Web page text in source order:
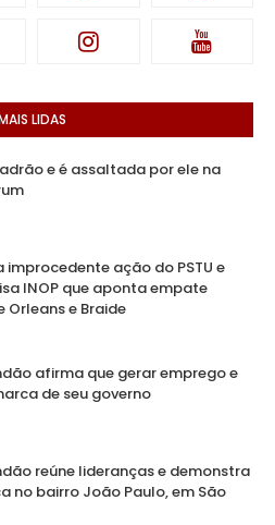
LIDAS
e é assaltada por ele na
improcedente ação do PSTU e
INOP que aponta empate
Orleans e Braide
afirma que gerar emprego e
de seu governo
reúne lideranças e demonstra
no bairro João Paulo, em São